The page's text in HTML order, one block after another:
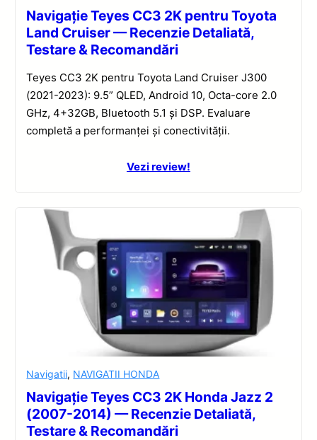
Navigație Teyes CC3 2K pentru Toyota
Land Cruiser — Recenzie Detaliată,
Testare & Recomandări
Teyes CC3 2K pentru Toyota Land Cruiser J300
(2021-2023): 9.5” QLED, Android 10, Octa-core 2.0
GHz, 4+32GB, Bluetooth 5.1 și DSP. Evaluare
completă a performanței și conectivității.
Vezi review!
Navigatii, NAVIGATII HONDA
Navigație Teyes CC3 2K Honda Jazz 2
(2007-2014) — Recenzie Detaliată,
Testare & Recomandări